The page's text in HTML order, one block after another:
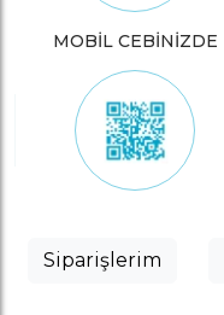
MOBİL CEBİNİZDE
Siparişlerim